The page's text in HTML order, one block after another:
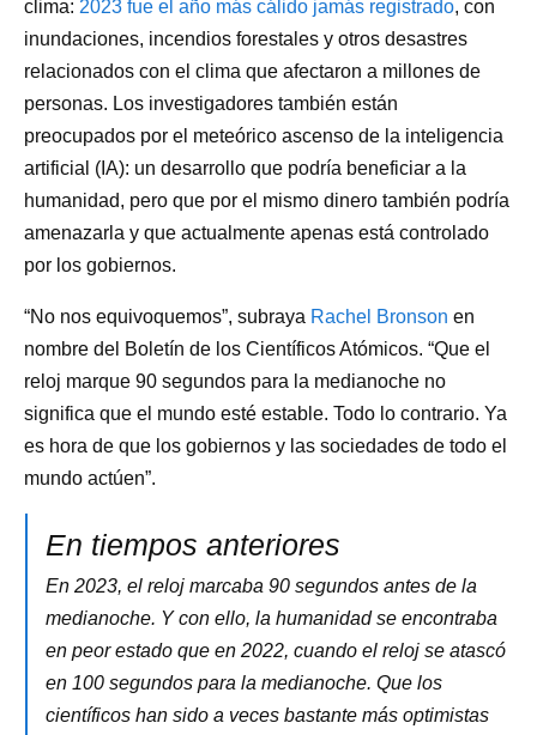
clima: 2023 fue el año más cálido jamás registrado, con
inundaciones, incendios forestales y otros desastres
relacionados con el clima que afectaron a millones de
personas. Los investigadores también están
preocupados por el meteórico ascenso de la inteligencia
artificial (IA): un desarrollo que podría beneficiar a la
humanidad, pero que por el mismo dinero también podría
amenazarla y que actualmente apenas está controlado
por los gobiernos.
“No nos equivoquemos”, subraya Rachel Bronson en
nombre del Boletín de los Científicos Atómicos. “Que el
reloj marque 90 segundos para la medianoche no
significa que el mundo esté estable. Todo lo contrario. Ya
es hora de que los gobiernos y las sociedades de todo el
mundo actúen”.
En tiempos anteriores
En 2023, el reloj marcaba 90 segundos antes de la
medianoche. Y con ello, la humanidad se encontraba
en peor estado que en 2022, cuando el reloj se atascó
en 100 segundos para la medianoche. Que los
científicos han sido a veces bastante más optimistas